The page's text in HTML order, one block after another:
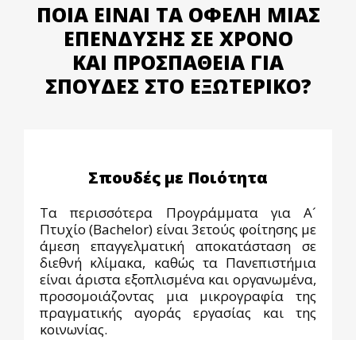
ΠΟΙΑ ΕΊΝΑΙ ΤΑ ΟΦΈΛΗ ΜΊΑΣ
ΕΠΈΝΔΥΣΗΣ ΣΕ ΧΡΌΝΟ
ΚΑΙ ΠΡΟΣΠΆΘΕΙΑ ΓΙΑ
ΣΠΟΥΔΈΣ ΣΤΟ ΕΞΩΤΕΡΙΚΌ?
Σπουδές με Ποιότητα
Τα περισσότερα Προγράμματα για Α´
Πτυχίο (Bachelor) είναι 3ετούς φοίτησης με
άμεση επαγγελματική αποκατάσταση σε
διεθνή κλίμακα, καθώς τα Πανεπιστήμια
είναι άριστα εξοπλισμένα και οργανωμένα,
προσομοιάζοντας μια μικρογραφία της
πραγματικής αγοράς εργασίας και της
κοινωνίας.